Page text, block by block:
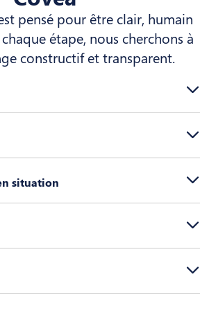
pensé pour être clair, humain
étape, nous cherchons à
constructif et transparent.
situation